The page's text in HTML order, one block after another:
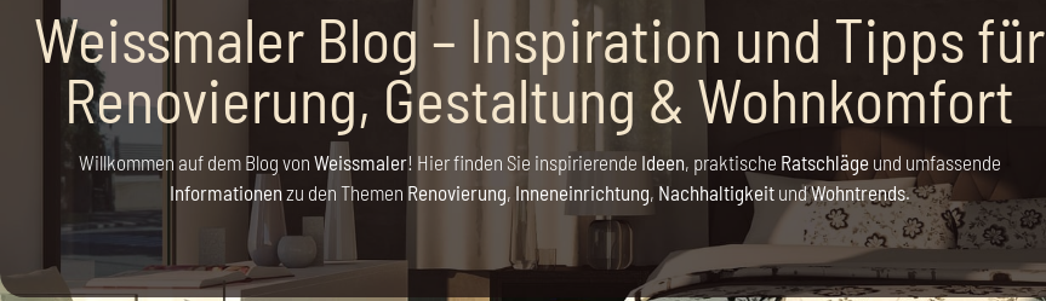
Weissmaler Blog – Inspiration und Tipps für
Renovierung, Gestaltung & Wohnkomfort
Willkommen auf dem Blog von Weissmaler! Hier finden Sie inspirierende Ideen, praktische Ratschlägeund umfassende
Informationenzu den Themen Renovierung, Inneneinrichtung, NachhaltigkeitundWohntrends.